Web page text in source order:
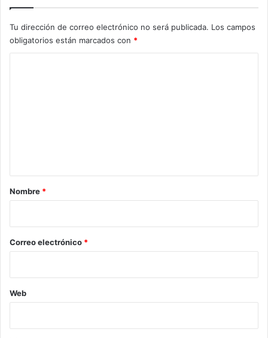
Tu dirección de correo electrónico no será publicada. Los campos
obligatorios están marcados con *
r
*
Nombre *
Correo electrónico *
Web